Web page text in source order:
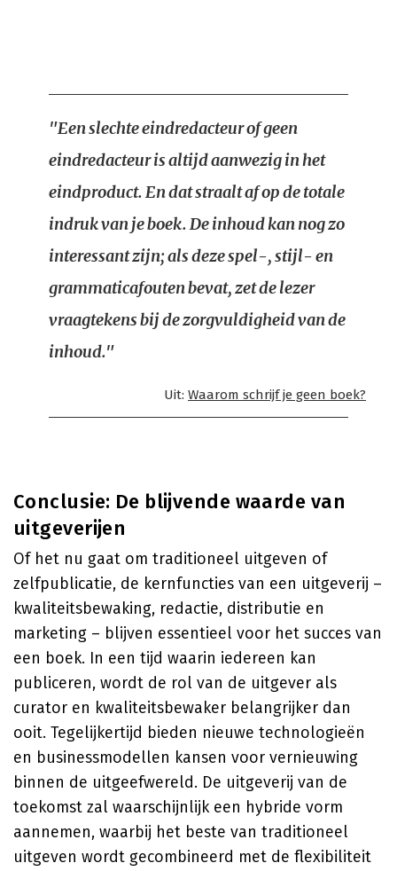
"Een slechte eindredacteur of geen
eindredacteur is altijd aanwezig in het
eindproduct. En dat straalt af op de totale
indruk van je boek. De inhoud kan nog zo
interessant zijn; als deze spel-, stijl- en
grammaticafouten bevat, zet de lezer
vraagtekens bij de zorgvuldigheid van de
inhoud."
Uit: Waarom schrijf je geen boek?
Conclusie: De blijvende waarde van
uitgeverijen
Of het nu gaat om traditioneel uitgeven of
zelfpublicatie, de kernfuncties van een uitgeverij –
kwaliteitsbewaking, redactie, distributie en
marketing – blijven essentieel voor het succes van
een boek. In een tijd waarin iedereen kan
publiceren, wordt de rol van de uitgever als
curator en kwaliteitsbewaker belangrijker dan
ooit. Tegelijkertijd bieden nieuwe technologieën
en businessmodellen kansen voor vernieuwing
binnen de uitgeefwereld. De uitgeverij van de
toekomst zal waarschijnlijk een hybride vorm
aannemen, waarbij het beste van traditioneel
uitgeven wordt gecombineerd met de flexibiliteit